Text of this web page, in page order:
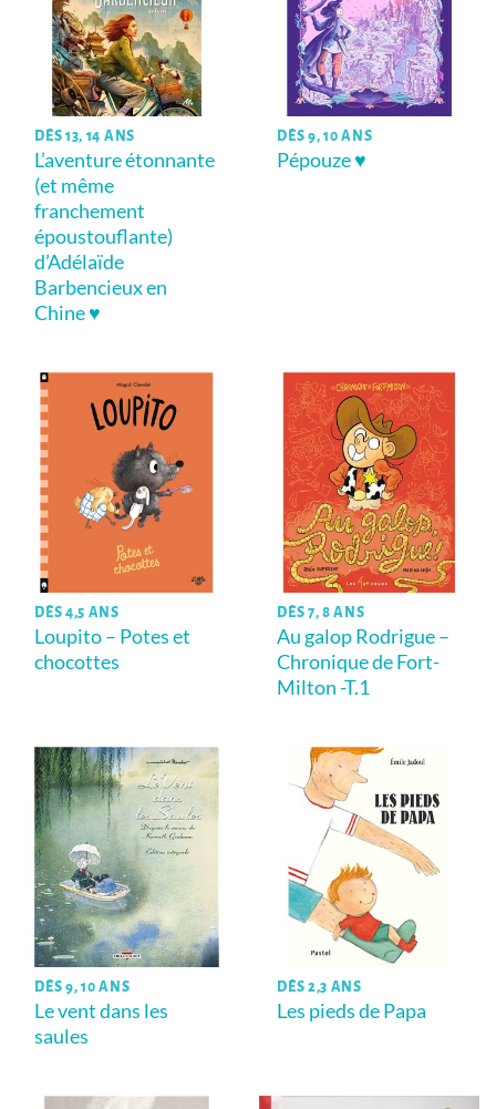
DÈS 13, 14 ANS
L’aventure étonnante
(et même
franchement
époustouflante)
d’Adélaïde
Barbencieux en
Chine ♥
DÈS 9, 10 ANS
Pépouze ♥
DÈS 4,5 ANS
Loupito – Potes et
chocottes
DÈS 7, 8 ANS
Au galop Rodrigue –
Chronique de Fort-
Milton -T.1
DÈS 9, 10 ANS
Le vent dans les
saules
DÈS 2,3 ANS
Les pieds de Papa